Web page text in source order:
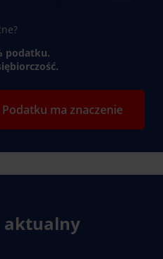
podatku.
ma znaczenie
aktualny